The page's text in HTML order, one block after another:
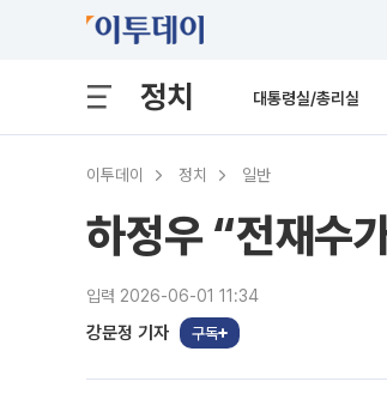
정치 대통령실/총리실
이투데이 정치 일반
하정우 “전재수
입력 2026-06-01 11:34
강문정 기자 구독